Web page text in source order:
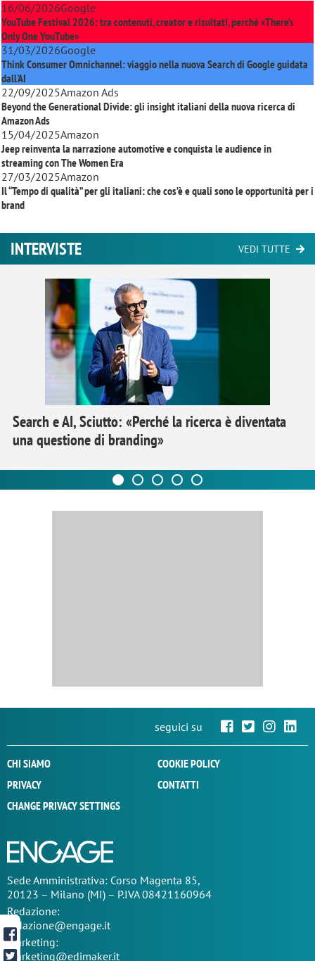
16/06/2026Google
YouTube Festival 2026: tra contenuti, creator e risultati, perché «There’s
Only One YouTube»
31/03/2026Google
Think Consumer Omnichannel: viaggio nella nuova Search di Google guidata
dall'AI
22/09/2025Amazon Ads
Beyond the Generational Divide: gli insight italiani della nuova ricerca di
Amazon Ads
15/04/2025Amazon
Jeep reinventa la narrazione automotive e conquista le audience in
streaming conThe Women Era
27/03/2025Amazon
Il “Tempo di qualità” per gli italiani: che cos’è e quali sono le opportunità per i
brand
INTERVISTE VEDI TUTTE
Search e AI, Sciutto: «Perché la ricerca è diventata
una questione di branding»
seguici su
CHI SIAMO
COOKIE POLICY
PRIVACY
CONTATTI
CHANGE PRIVACY SETTINGS
SedeAmministrativa: Corso Magenta 85,
20123 – Milano (MI) – P.IVA 08421160964
Redazione:
redazione@engage.it
Marketing:
marketing@edimaker.it